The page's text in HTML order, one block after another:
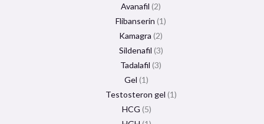
Avanafil 2
Flibanserin 1
Kamagra 2
Sildenafil 3
Tadalafil 3
Gel 1
Testosteron gel 1
HCG 5